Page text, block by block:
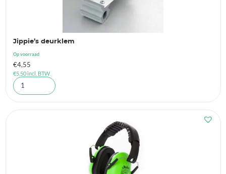
Jippie’s deurklem
Op voorraad
€4,55
€5,50incl. BTW